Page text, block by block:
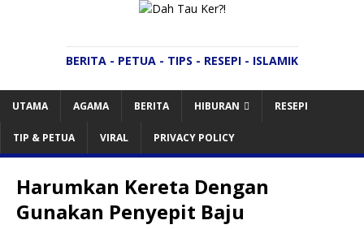
BERITA - PETUA - TIPS - RESEPI - ISLAMIK
UTAMA AGAMA BERITA HIBURAN RESEPI
TIP & PETUA VIRAL PRIVACY POLICY
Harumkan Kereta Dengan
Gunakan Penyepit Baju